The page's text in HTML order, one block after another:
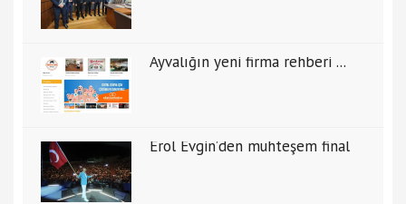
Ayvalığın yeni firma rehberi ...
Erol Evgin’den muhteşem final